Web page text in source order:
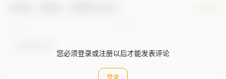
您必须登录或注册以后才能发表评论
登录